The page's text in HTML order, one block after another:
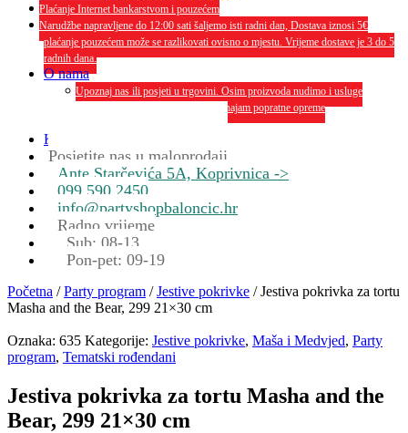
Plaćanje Internet bankarstvom i pouzećem
Narudžbe napravljene do 12:00 sati šaljemo isti radni dan, Dostava iznosi 5€
plaćanje pouzećem može se razlikovati ovisno o mjestu. Vrijeme dostave je 3 do 5
radnih dana.
O nama
Upoznaj nas ili posjeti u trgovini. Osim proizvoda nudimo i usluge
dekoriranja interijera i eksterija te najam popratne opreme
Kontakt
Posjetite nas u maloprodaji
Ante Starčevića 5A, Koprivnica ->
099 590 2450
info@partyshopbaloncic.hr
Radno vrijeme
Sub: 08-13
Pon-pet: 09-19
Početna /Party program /Jestive pokrivke / Jestiva pokrivka za tortu
Masha and the Bear, 299 21×30 cm
Oznaka: 635 Kategorije: Jestive pokrivke, Maša i Medvjed, Party
program, Tematski rođendani
Jestiva pokrivka za tortu Masha and the
Bear, 299 21×30 cm